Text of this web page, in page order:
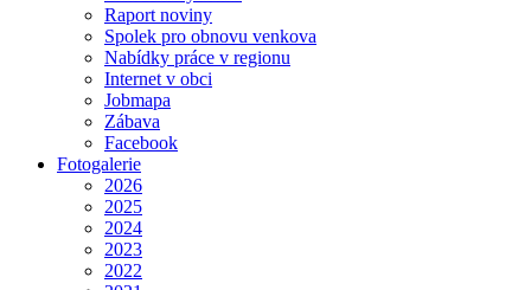
Raport noviny
Spolek pro obnovu venkova
Nabídky práce v regionu
Internet v obci
Jobmapa
Zábava
Facebook
Fotogalerie
2026
2025
2024
2023
2022